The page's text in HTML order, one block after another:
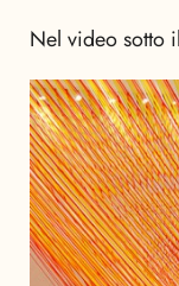
Nel video sotto